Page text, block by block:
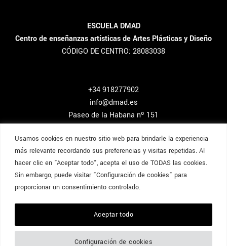
Usamos cookies en nuestro sitio web para brindarle la experiencia
más relevante recordando sus preferencias y visitas repetidas. Al
hacer clic en "Aceptar todo", acepta el uso de TODAS las cookies.
Sin embargo, puede visitar "Configuración de cookies" para
proporcionar un consentimiento controlado.
Configuración de cookies
Aceptar todo
ESCUELA DMAD
Centro de enseñanzas artísticas de Artes Plásticas y Diseño
CÓDIGO DE CENTRO: 28083038
+34 918277902
info@dmad.es
Paseo de la Habana nº 151
Aviso Legal y Cookies
Política de Privacidad
Ofertas de empleo
Dmad Madrid Escuela de Postgrados & Arquitectura, Interiorismo y